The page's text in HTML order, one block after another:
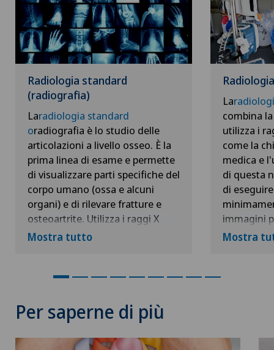
Degenerazione maculare
Densitometria
Dermatologia e venereologia
Dermatologia estetica e correttiva
Dermopigmentazione medica
Diabetologia
DIAfit – Diabetes and Exercise Program
Disturbi dell'eiaculazione
Radiologia standard
(radiografia)
Laradiologia standard
oradiografia è lo studio delle
articolazioni a livello osseo. È la
prima linea di esame e permette
di visualizzare parti specifiche del
corpo umano (ossa e alcuni
organi) e di rilevare fratture e
osteoartrite. Utilizza i raggi X
(onde ad alta frequenza), che -
strutture (ad esempio, ossa,
ossa appariranno in bianco,
mentre i tessuti molli
appariranno in grigio.
Mostra tutto
La
combina
utilizza i
come la
medica e
di questa
di
immagini
a)
impiega
Mostra
Per saperne di più